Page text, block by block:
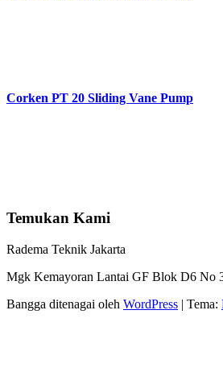
Corken PT 20 Sliding Vane Pump
Temukan Kami
Radema Teknik Jakarta
Mgk Kemayoran Lantai GF Blok D6 No
Bangga ditenagai oleh WordPress | Tema: